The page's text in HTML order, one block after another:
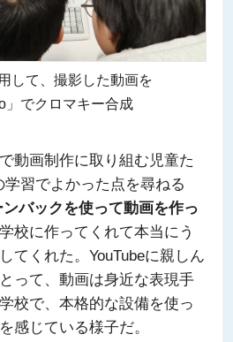
して、撮影した動画を
」でクロマキー合成
動画制作に取り組む児童た
習でよかった点を尋ねる
バックを使って動画を作っ
校に作ってくれて本当にう
てくれた。YouTubeに親しん
って、動画は身近な表現手
校で、本格的な設備を使っ
感じている様子だ。